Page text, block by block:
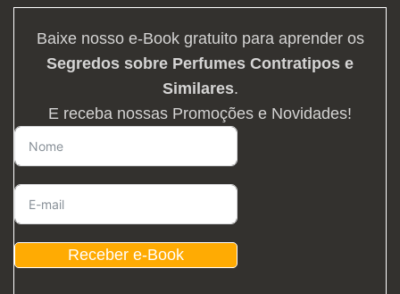
Baixe nosso e-Book gratuito para aprender os
Segredos sobre Perfumes Contratipos e
Similares.
E receba nossas Promoções e Novidades!
Receber e-Book